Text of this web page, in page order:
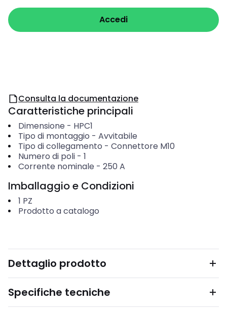
Accedi
Consulta la documentazione
Caratteristiche principali
Dimensione - HPC1
Tipo di montaggio - Avvitabile
Tipo di collegamento - Connettore M10
Numero di poli- 1
Corrente nominale - 250 A
Imballaggio e Condizioni
1 PZ
Prodotto a catalogo
Dettaglio prodotto
Specifiche tecniche